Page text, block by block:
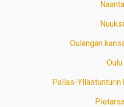
Oulangan
Oulu
Pallas-